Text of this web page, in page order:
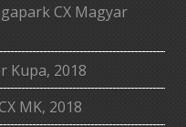
CX Magyar
Kupa, 2018
MK, 2018